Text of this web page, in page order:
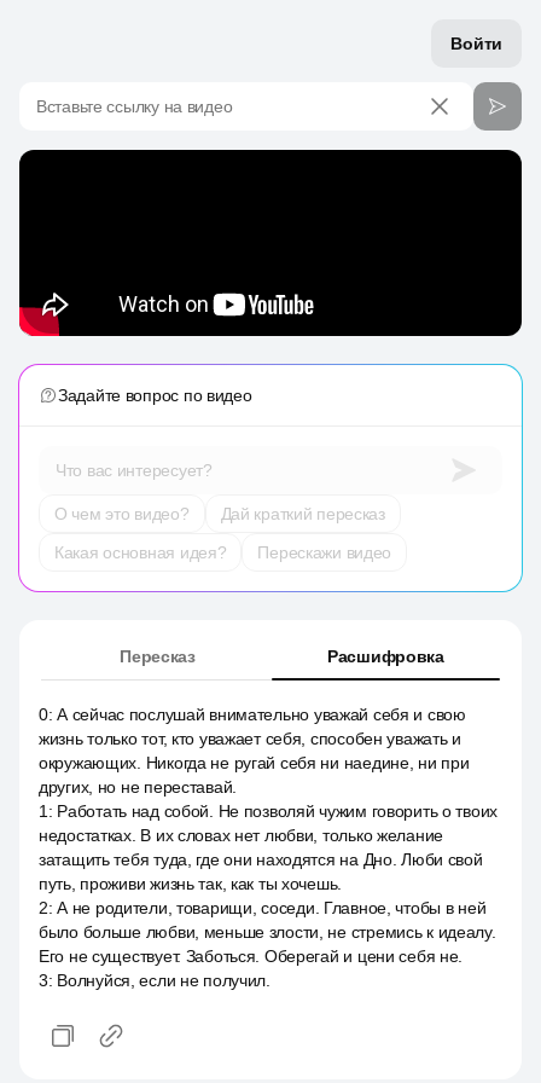
Войти
Вставьте ссылку на видео
Задайте вопрос по видео
Что вас интересует?
О чем это видео?
Дай краткий пересказ
Какая основная идея?
Перескажи видео
Пересказ Расшифровка
0:А сейчас послушай внимательно уважай себя и свою
жизнь только тот, кто уважает себя, способен уважать и
окружающих. Никогда не ругай себя ни наедине, ни при
других, но не переставай.
1 : Работать над собой. Не позволяй чужим говорить о твоих
недостатках. В их словах нет любви, только желание
затащить тебя туда, где они находятся на Дно. Люби свой
путь, проживи жизнь так, как ты хочешь.
2:А не родители, товарищи, соседи. Главное, чтобы в ней
было больше любви, меньше злости, не стремись к идеалу.
Его не существует. Заботься. Оберегай и цени себя не.
3: Волнуйся, если не получил.